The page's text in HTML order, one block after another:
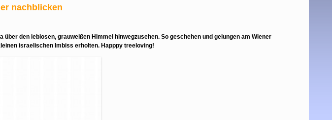
nachblicken
den leblosen, grauweißen Himmel hinwegzusehen. So geschehen und gelungen am Wiener
israelischen Imbiss erholten. Happpy treeloving!